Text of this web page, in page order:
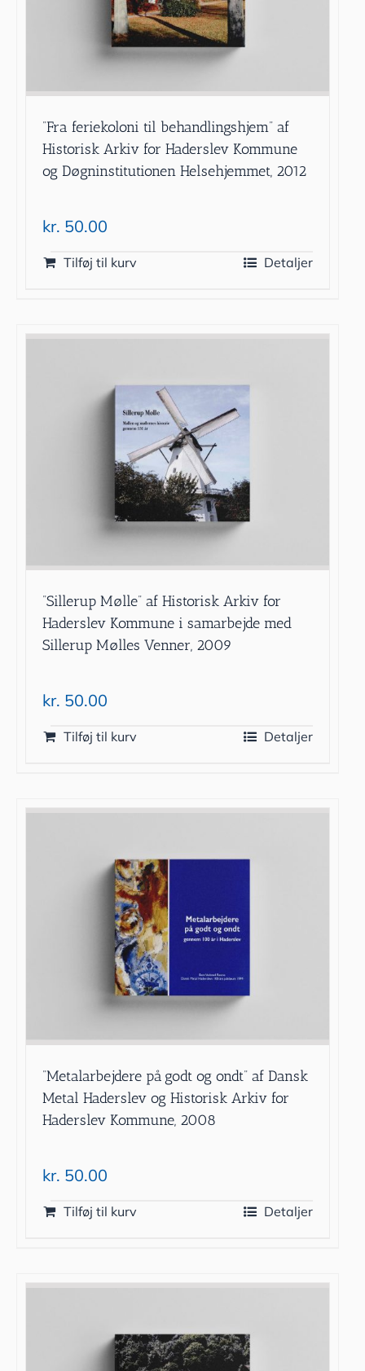
”Fra feriekoloni til behandlingshjem” af
Historisk Arkiv for Haderslev Kommune
og Døgninstitutionen Helsehjemmet, 2012
kr. 50.00
Tilføj til kurv Detaljer
”Sillerup Mølle” af Historisk Arkiv for
Haderslev Kommune i samarbejde med
Sillerup Mølles Venner, 2009
kr. 50.00
Tilføj til kurv Detaljer
”Metalarbejdere på godt og ondt” af Dansk
Metal Haderslev og Historisk Arkiv for
Haderslev Kommune, 2008
kr. 50.00
Tilføj til kurv Detaljer